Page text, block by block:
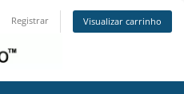
Registrar Visualizar carrinho